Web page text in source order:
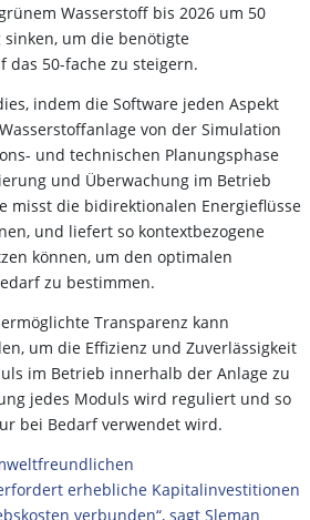
Wasserstoff bis 2026 um 50
um die benötigte
das 50-fache zu steigern.
indem die Software jeden Aspekt
von der Simulation
und technischen Planungsphase
und Überwachung im Betrieb
misst die bidirektionalen Energieflüsse
und liefert so kontextbezogene
können, um den optimalen
zu bestimmen.
Transparenz kann
um die Effizienz und Zuverlässigkeit
im Betrieb innerhalb der Anlage zu
jedes Moduls wird reguliert und so
bei Bedarf verwendet wird.
erhebliche Kapitalinvestitionen
verbunden“, sagt Sleman